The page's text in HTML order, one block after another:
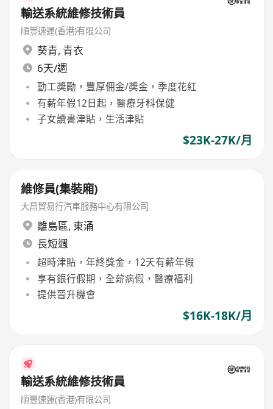
輸送系統維修技術員
順豐速運(香港)有限公司
葵青, 青衣
6天/週
勤工獎勵，豐厚佣金/獎金，季度花紅
有薪年假12日起，醫療牙科保健
子女讀書津貼，生活津貼
$23K-27K/月
維修員(集裝廂)
大昌貿易行汽車服務中心有限公司
離島區, 東涌
長短週
超時津貼，年終獎金，12天有薪年假
享有銀行假期，全薪病假，醫療福利
提供晉升機會
$16K-18K/月
輸送系統維修技術員
順豐速運(香港)有限公司